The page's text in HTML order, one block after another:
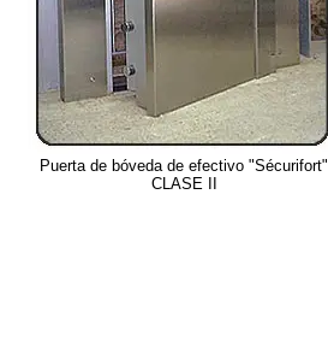
Puerta de bóveda de efectivo "Sécurifort"
CLASE II